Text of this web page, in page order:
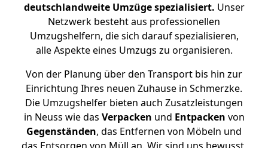
deutschlandweite Umzüge spezialisiert. Unser
Netzwerk besteht aus professionellen
Umzugshelfern, die sich darauf spezialisieren,
alle Aspekte eines Umzugs zu organisieren.
Von der Planung über den Transport bis hin zur
Einrichtung Ihres neuen Zuhause in Schmerzke.
Die Umzugshelfer bieten auch Zusatzleistungen
in Neuss wie das Verpacken und Entpacken von
Gegenständen, das Entfernen von Möbeln und